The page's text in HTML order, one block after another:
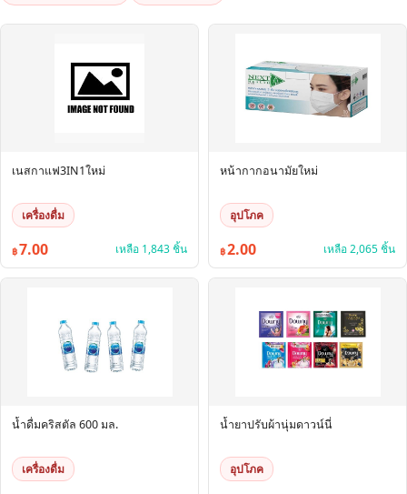
เนสกาแฟ3IN1ใหม่
เครื่องดื่ม
฿7.00 เหลือ 1,843 ชิ้น
หน้ากากอนามัยใหม่
อุปโภค
฿2.00 เหลือ 2,065 ชิ้น
น้ำดื่มคริสตัล 600 มล.
เครื่องดื่ม
น้ำยาปรับผ้านุ่มดาวน์นี่
อุปโภค